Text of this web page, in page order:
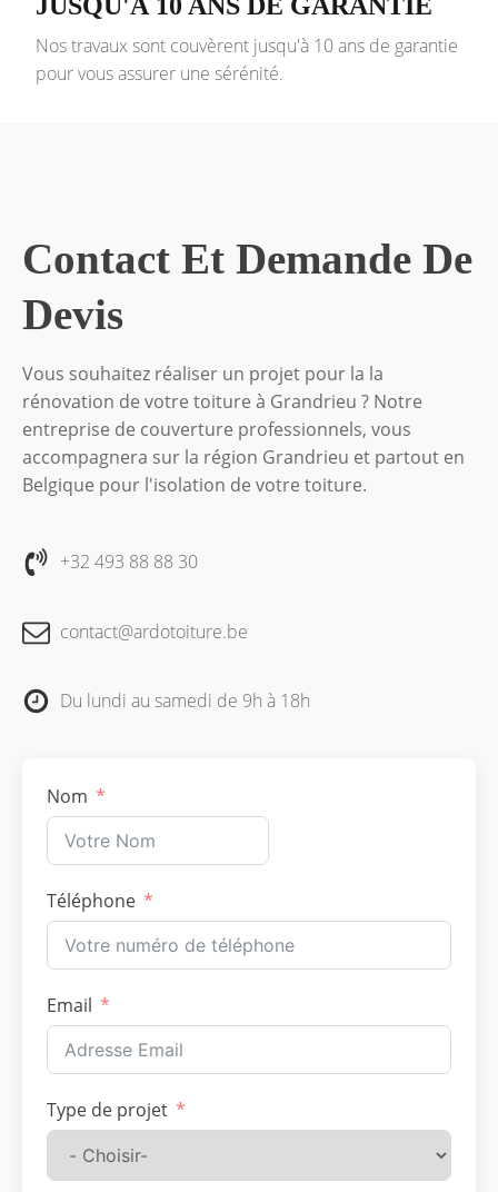
Nos travaux sont couvèrent jusqu'à 10 ans de garantie
pour vous assurer une sérénité.
Contact Et Demande De
Devis
Vous souhaitez réaliser un projet pour la la
rénovation de votre toiture à Grandrieu ? Notre
entreprise de couverture professionnels, vous
accompagnera sur la région Grandrieu et partout en
Belgique pour l'isolation de votre toiture.
+32 493 88 88 30
contact@ardotoiture.be
Du lundi au samedi de 9h à 18h
Nom
Téléphone
Email
Type de projet